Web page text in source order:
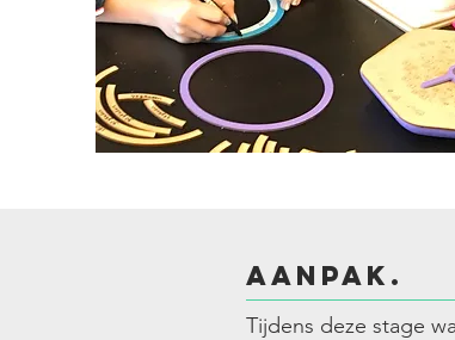
AANPAK.
Tijdens deze stage